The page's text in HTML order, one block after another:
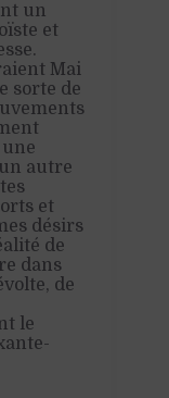
un
et
Mai
sorte de
autre
et
désirs
de
dans
de
le